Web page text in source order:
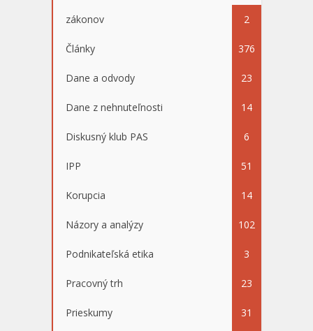
zákonov 2
Články 376
Dane a odvody 23
Dane z nehnuteľnosti 14
Diskusný klub PAS 6
IPP 51
Korupcia 14
Názory a analýzy 102
Podnikateľská etika 3
Pracovný trh 23
Prieskumy 31